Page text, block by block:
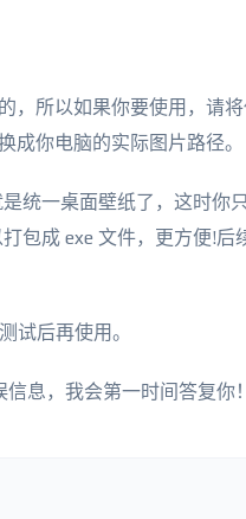
，所以如果你要使用，请
你电脑的实际图片路径。
统一桌面壁纸了，这时你
包成 exe 文件，更方便!
试后再使用。
息，我会第一时间答复你！